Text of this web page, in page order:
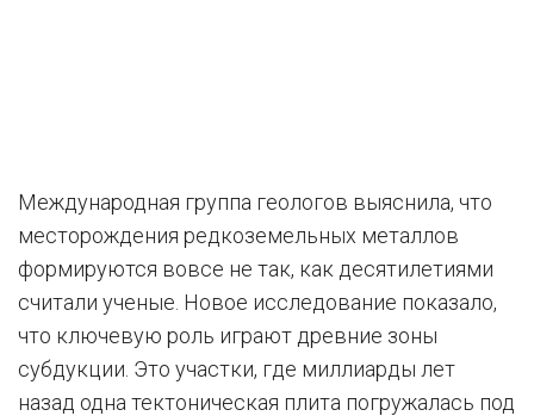
Международная группа геологов выяснила, что
месторождения редкоземельных металлов
формируются вовсе не так, как десятилетиями
считали ученые. Новое исследование показало,
что ключевую роль играют древние зоны
субдукции. Это участки, где миллиарды лет
назад одна тектоническая плита погружалась под